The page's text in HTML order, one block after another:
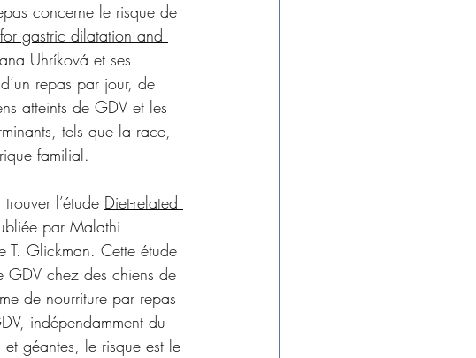
concerne le risque de
gastric dilatation and
Uhríková et ses
repas par jour, de
atteints de GDV et les
tels que la race,
familial.
l’étude Diet-related
par Malathi
Glickman. Cette étude
GDV chez des chiens de
de nourriture par repas
indépendamment du
géantes, le risque est le